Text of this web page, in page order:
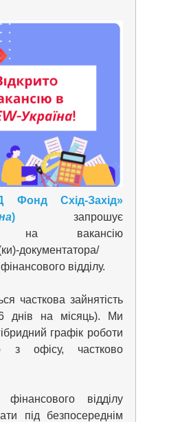
Фонд Схід-Захід»
) запрошує
на вакансію
документатора/
відділу.
часткова зайнятість
6 днів на місяць). Ми
графік роботи
з офісу, частково
фінансового відділу
під безпосереднім